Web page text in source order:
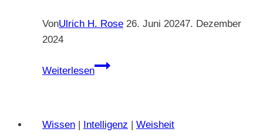
den
wurde
VonUlrich H. Rose 26. Juni 20247. Dezember
2024
Weiterlesen
Die
Wissen Intelligenz Weisheit